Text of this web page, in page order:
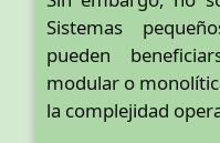
Sistemas
pueden
modular o
la complejidad